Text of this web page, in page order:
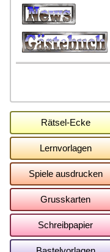
Rätsel-Ecke
Lernvorlagen
Spiele ausdrucken
Grusskarten
Schreibpapier